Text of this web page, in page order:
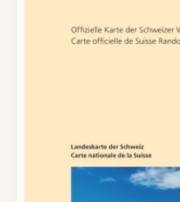
kann Rast eingelegt
noch etwas in den
keck hervor, Schäfler und
im Jahr noch
Höhenweg hingegen
frühsommerlich. Viele
Sonnenbaden und